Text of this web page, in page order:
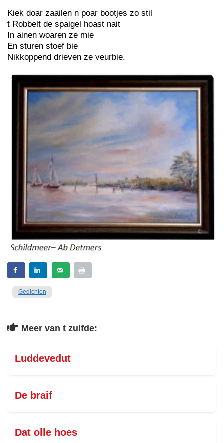
Kiek doar zaailen n poar bootjes zo stil
t Robbelt de spaigel hoast nait
In ainen woaren ze mie
En sturen stoef bie
Nikkoppend drieven ze veurbie.
Gedichten
Meer van t zulfde:
Luddevedut
De braif
Dat olle hoes